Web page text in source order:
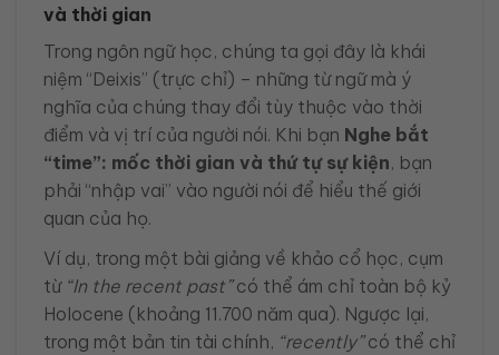
và thời gian
Trong ngôn ngữ học, chúng ta gọi đây là khái
niệm “Deixis” (trực chỉ) – những từ ngữ mà ý
nghĩa của chúng thay đổi tùy thuộc vào thời
điểm và vị trí của người nói. Khi bạn Nghe bắt
“time”: mốc thời gian và thứ tự sự kiện, bạn
phải “nhập vai” vào người nói để hiểu thế giới
quan của họ.
Ví dụ, trong một bài giảng về khảo cổ học, cụm
từ “In the recent past”có thể ám chỉ toàn bộ kỷ
Holocene (khoảng 11.700 năm qua). Ngược lại,
trong một bản tin tài chính, “recently”có thể chỉ